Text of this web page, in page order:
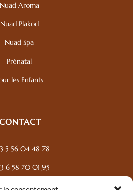
Nuad Aroma
Nuad Plakod
Nuad Spa
Prénatal
les Enfants
5 56 04 48 78
6 58 70 01 95
Stuttenberg, 33300 Bordeaux